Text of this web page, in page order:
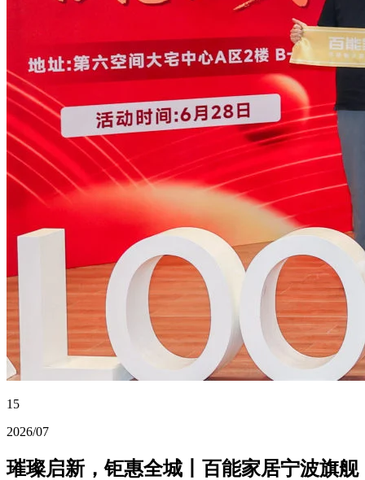
15
2026/07
璀璨启新，钜惠全城丨百能家居宁波旗舰